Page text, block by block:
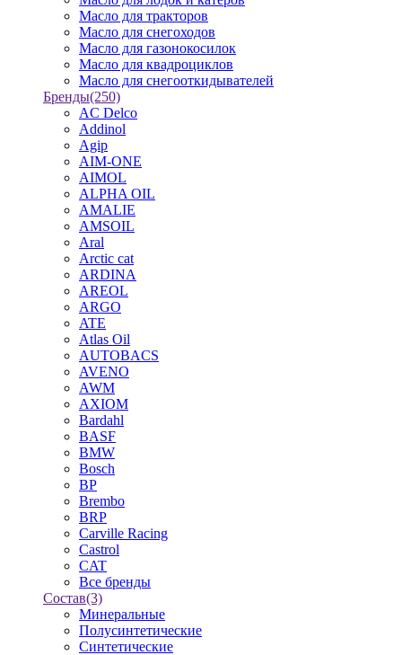
Масло для тракторов
Масло для снегоходов
Масло для газонокосилок
Масло для квадроциклов
Масло для снегооткидывателей
Бренды(250)
AC Delco
Addinol
Agip
AIM-ONE
AIMOL
ALPHA OIL
AMALIE
AMSOIL
Aral
Arctic cat
ARDINA
AREOL
ARGO
ATE
Atlas Oil
AUTOBACS
AVENO
AWM
AXIOM
Bardahl
BASF
BMW
Bosch
BP
Brembo
BRP
Carville Racing
Castrol
CAT
Все бренды
Состав(3)
Минеральные
Полусинтетические
Синтетические